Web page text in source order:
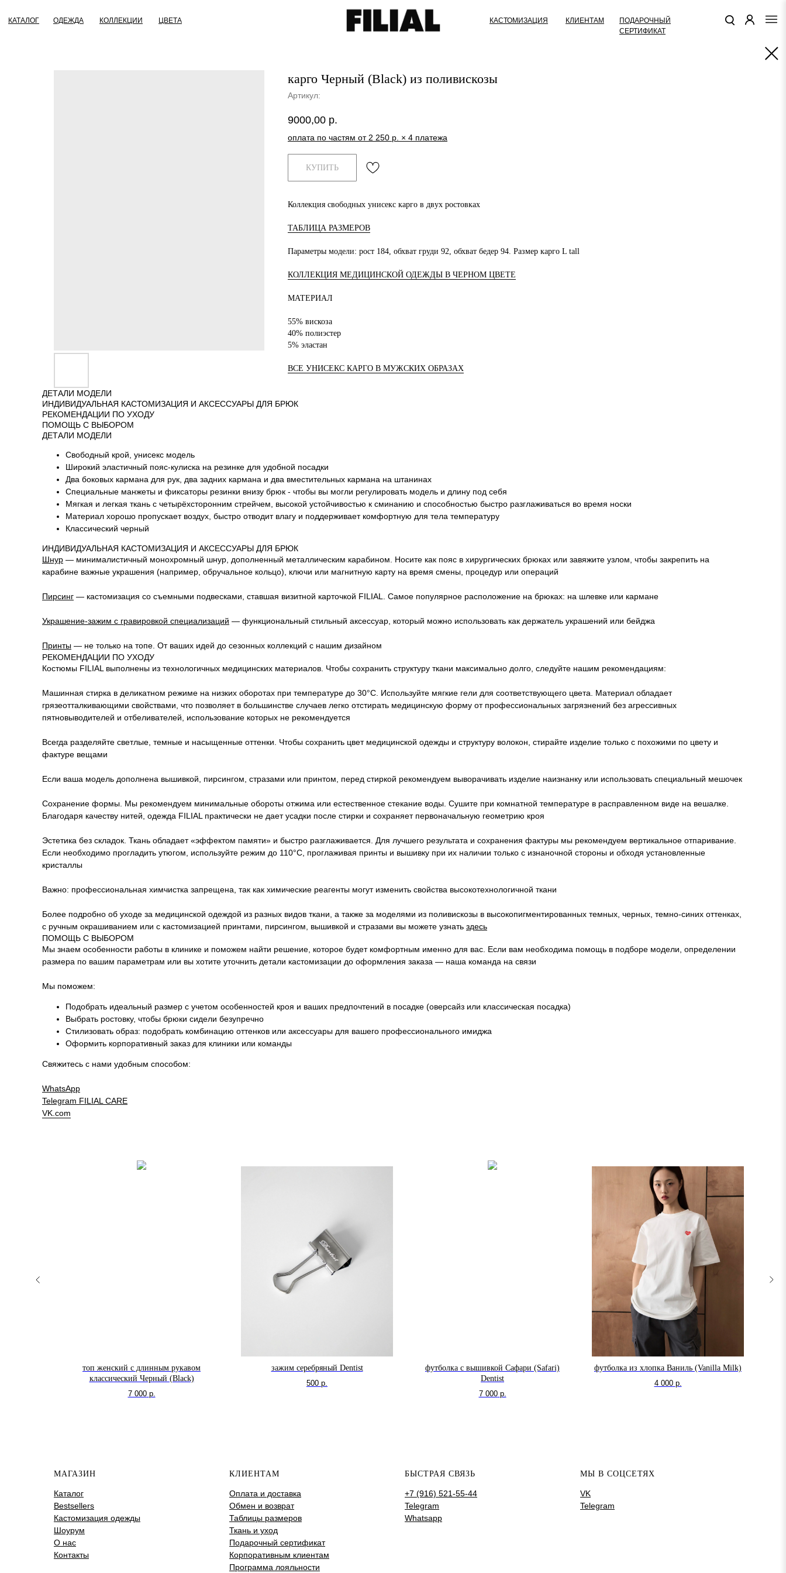
ПОДАРОЧНЫЙ
СЕРТИФИКАТ
КЛИЕНТАМ
КАСТОМИЗАЦИЯ
ЦВЕТА
КОЛЛЕКЦИИ
ОДЕЖДА
КАТАЛОГ
карго Черный (Black) из поливискозы
Артикул:
9000,00 р.
оплата по частям от 2 250 р. × 4 платежа
КУПИТЬ
Коллекция свободных унисекс карго в двух ростовках
ТАБЛИЦА РАЗМЕРОВ
Параметры модели: рост 184, обхват груди 92, обхват бедер 94. Размер карго L tall
КОЛЛЕКЦИЯ МЕДИЦИНСКОЙ ОДЕЖДЫ В ЧЕРНОМ ЦВЕТЕ
МАТЕРИАЛ
55% вискоза
40% полиэстер
5% эластан
ВСЕ УНИСЕКС КАРГО В МУЖСКИХ ОБРАЗАХ
ДЕТАЛИ МОДЕЛИ
ИНДИВИДУАЛЬНАЯ КАСТОМИЗАЦИЯ И АКСЕССУАРЫ ДЛЯ БРЮК
РЕКОМЕНДАЦИИ ПО УХОДУ
ПОМОЩЬ С ВЫБОРОМ
ДЕТАЛИ МОДЕЛИ
Свободный крой, унисекс модель
Широкий эластичный пояс-кулиска на резинке для удобной посадки
Два боковых кармана для рук, два задних кармана и два вместительных кармана на штанинах
Специальные манжеты и фиксаторы резинки внизу брюк - чтобы вы могли регулировать модель и длину под себя
Мягкая и легкая ткань с четырёхсторонним стрейчем, высокой устойчивостью к сминанию и способностью быстро разглаживаться во время носки
Материал хорошо пропускает воздух, быстро отводит влагу и поддерживает комфортную для тела температуру
Классический черный
ИНДИВИДУАЛЬНАЯ КАСТОМИЗАЦИЯ И АКСЕССУАРЫ ДЛЯ БРЮК
Шнур — минималистичный монохромный шнур, дополненный металлическим карабином. Носите как пояс в хирургических брюках или завяжите узлом, чтобы закрепить на
карабине важные украшения (например, обручальное кольцо), ключи или магнитную карту на время смены, процедур или операций
Пирсинг — кастомизация со съемными подвесками, ставшая визитной карточкой FILIAL. Самое популярное расположение на брюках: на шлевке или кармане
Украшение-зажим с гравировкой специализаций — функциональный стильный аксессуар, который можно использовать как держатель украшений или бейджа
Принты — не только на топе. От ваших идей до сезонных коллекций с нашим дизайном
РЕКОМЕНДАЦИИ ПО УХОДУ
Костюмы FILIAL выполнены из технологичных медицинских материалов. Чтобы сохранить структуру ткани максимально долго, следуйте нашим рекомендациям:
Машинная стирка в деликатном режиме на низких оборотах при температуре до 30°C. Используйте мягкие гели для соответствующего цвета. Материал обладает
грязеотталкивающими свойствами, что позволяет в большинстве случаев легко отстирать медицинскую форму от профессиональных загрязнений без агрессивных
пятновыводителей и отбеливателей, использование которых не рекомендуется
Всегда разделяйте светлые, темные и насыщенные оттенки. Чтобы сохранить цвет медицинской одежды и структуру волокон, стирайте изделие только с похожими по цвету и
фактуре вещами
Если ваша модель дополнена вышивкой, пирсингом, стразами или принтом, перед стиркой рекомендуем выворачивать изделие наизнанку или использовать специальный мешочек
Сохранение формы. Мы рекомендуем минимальные обороты отжима или естественное стекание воды. Сушите при комнатной температуре в расправленном виде на вешалке.
Благодаря качеству нитей, одежда FILIAL практически не дает усадки после стирки и сохраняет первоначальную геометрию кроя
Эстетика без складок. Ткань обладает «эффектом памяти» и быстро разглаживается. Для лучшего результата и сохранения фактуры мы рекомендуем вертикальное отпаривание.
Если необходимо прогладить утюгом, используйте режим до 110°C, проглаживая принты и вышивку при их наличии только с изнаночной стороны и обходя установленные
кристаллы
Важно: профессиональная химчистка запрещена, так как химические реагенты могут изменить свойства высокотехнологичной ткани
Более подробно об уходе за медицинской одеждой из разных видов ткани, а также за моделями из поливискозы в высокопигментированных темных, черных, темно-синих оттенках,
с ручным окрашиванием или с кастомизацией принтами, пирсингом, вышивкой и стразами вы можете узнать здесь
ПОМОЩЬ С ВЫБОРОМ
Мы знаем особенности работы в клинике и поможем найти решение, которое будет комфортным именно для вас. Если вам необходима помощь в подборе модели, определении
размера по вашим параметрам или вы хотите уточнить детали кастомизации до оформления заказа — наша команда на связи
Мы поможем:
Подобрать идеальный размер с учетом особенностей кроя и ваших предпочтений в посадке (оверсайз или классическая посадка)
Выбрать ростовку, чтобы брюки сидели безупречно
Стилизовать образ: подобрать комбинацию оттенков или аксессуары для вашего профессионального имиджа
Оформить корпоративный заказ для клиники или команды
Свяжитесь с нами удобным способом:
WhatsApp
Telegram FILIAL CARE
VK.com
топ женский с длинным рукавом
классический Черный (Black)
7 000 р.
зажим серебряный Dentist
500 р.
футболка с вышивкой Сафари (Safari)
Dentist
7 000 р.
футболка из хлопка Ваниль (Vanilla Milk)
4 000 р.
МАГАЗИН
Каталог
Bestsellers
Кастомизация одежды
Шоурум
О нас
Контакты
КЛИЕНТАМ
Оплата и доставка
Обмен и возврат
Таблицы размеров
Ткань и уход
Подарочный сертификат
Корпоративным клиентам
Программа лояльности
БЫСТРАЯ СВЯЗЬ
+7 (916) 521-55-44
Telegram
Whatsapp
МЫ В СОЦСЕТЯХ
VK
Telegram